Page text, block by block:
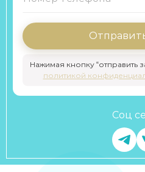
Нажимая кнопку “отправить
политикой
Соц